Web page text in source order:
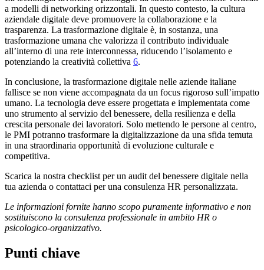
a modelli di networking orizzontali. In questo contesto, la cultura
aziendale digitale deve promuovere la collaborazione e la
trasparenza. La trasformazione digitale è, in sostanza, una
trasformazione umana che valorizza il contributo individuale
all’interno di una rete interconnessa, riducendo l’isolamento e
potenziando la creatività collettiva 6.
In conclusione, la trasformazione digitale nelle aziende italiane
fallisce se non viene accompagnata da un focus rigoroso sull’impatto
umano. La tecnologia deve essere progettata e implementata come
uno strumento al servizio del benessere, della resilienza e della
crescita personale dei lavoratori. Solo mettendo le persone al centro,
le PMI potranno trasformare la digitalizzazione da una sfida temuta
in una straordinaria opportunità di evoluzione culturale e
competitiva.
Scarica la nostra checklist per un audit del benessere digitale nella
tua azienda o contattaci per una consulenza HR personalizzata.
Le informazioni fornite hanno scopo puramente informativo e non
sostituiscono la consulenza professionale in ambito HR o
psicologico-organizzativo.
Punti chiave